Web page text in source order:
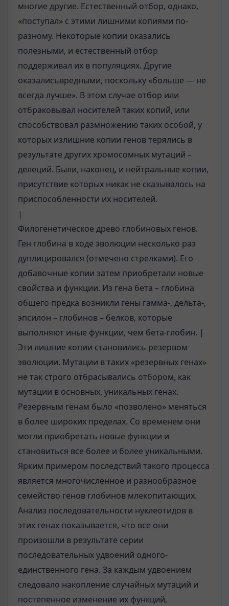
многие другие. Естественный отбор, однако,
«поступал» с этими лишними копиями по-
разному. Некоторые копии оказались
полезными, и естественный отбор
поддерживал их в популяциях. Другие
оказалисьвредными, поскольку «больше — не
всегда лучше». В этом случае отбор или
отбраковывал носителей таких копий, или
способствовал размножению таких особой, у
которых излишние копии генов терялись в
результате других хромосомных мутаций –
делеций. Были, наконец, и нейтральные копии,
присутствие которых никак не сказывалось на
приспособленности их носителей.
|
Филогенетическое древо глобиновых генов.
Ген глобина в ходе эволюции несколько раз
дуплицировался (отмечено стрелками). Его
добавочные копии затем приобретали новые
свойства и функции. Из гена бета – глобина
общего предка возникли гены гамма-, дельта-,
эпсилон – глобинов – белков, которые
выполняют иные функции, чем бета-глобин. |
Эти лишние копии становились резервом
эволюции. Мутации в таких «резервных генах»
не так строго отбрасывались отбором, как
мутации в основных, уникальных генах.
Резервным генам было «позволено» меняться
в более широких пределах. Со временем они
могли приобретать новые функции и
становиться все более и более уникальными.
Ярким примером последствий такого процесса
является многочисленное и разнообразное
семейство генов глобинов млекопитающих.
Анализ последовательности нуклеотидов в
этих генах показывается, что все они
произошли в результате серии
последовательных удвоений одного-
единственного гена. За каждым удвоением
следовало накопление случайных мутаций и
постепенное изменение их функций,